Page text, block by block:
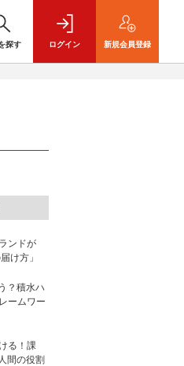
探す ログイン 新規会員登録
ンドが
け方」
？積水ハ
ームワー
る！課
間の役割